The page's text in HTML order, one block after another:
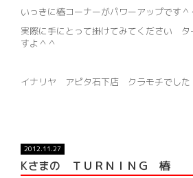
いっきに椿コーナーがパワーアップです＾
実際に手にとって掛けてみてください
すよ＾＾
イナリヤ アピタ石下店 クラモチでした
2012.11.27
Kさまの ＴＵＲＮＩＮＧ 椿